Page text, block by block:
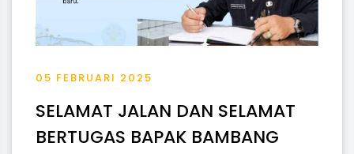
05 FEBRUARI 2025
SELAMAT JALAN DAN SELAMAT
BERTUGAS BAPAK BAMBANG